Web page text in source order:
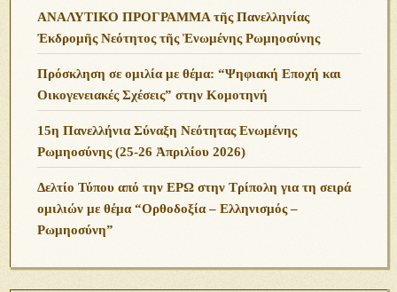
ΑΝΑΛΥΤΙΚΟ ΠΡΟΓΡΑΜΜΑ τῆς Πανελληνίας
Ἐκδρομῆς Νεότητος τῆς Ἑνωμένης Ρωμηοσύνης
Πρόσκληση σε ομιλία με θέμα: “Ψηφιακή Εποχή και
Οικογενειακές Σχέσεις” στην Κομοτηνή
15η Πανελλήνια Σύναξη Νεότητας Ενωμένης
Ρωμηοσύνης (25-26 Ἀπριλίου 2026)
Δελτίο Τύπου από την ΕΡΩ στην Τρίπολη για τη σειρά
ομιλιών με θέμα “Ορθοδοξία – Ελληνισμός –
Ρωμηοσύνη”